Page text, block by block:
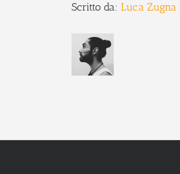
Scritto da: Luca Zugna